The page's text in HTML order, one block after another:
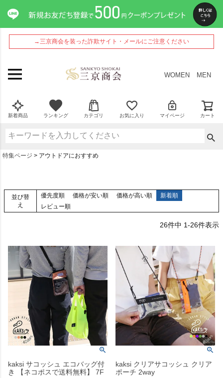
→三京商会を装った詐欺サイト・メールにご注意ください
WOMEN MEN
新着商品 ランキング カテゴリ お気に入り マイページ カート
特集ページ アウトドアにおすすめ
並び替
え
優先度順 価格が安い順 価格が高い順
新着順
レビュー順
26件中 1-26件表示
kaksi サコッシュ エコバッグ付
き 【ネコポスで送料無料】 7F
kaksi クリアサコッシュ クリア
ポーチ 2way